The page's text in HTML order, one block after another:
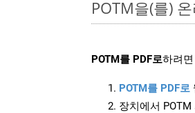
POTM을(를)
POTM를 PDF로하려
POTM를 PDF로
장치에서